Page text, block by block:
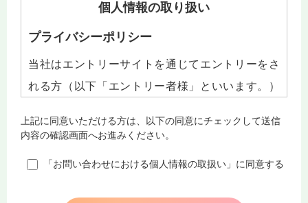
個人情報の取り扱い
プライバシーポリシー
当社はエントリーサイトを通じてエントリーをさ
れる方（以下「エントリー者様」といいます。）
とし、正当な理由なく利用目的以外に利用しない
個人情報への不当アクセスまたは個人情報の紛
失、破壊、改ざん、漏洩などの危険に対抗するた
上記に同意いただける方は、以下の同意にチェックして送信
内容の確認画面へお進みください。
「お問い合わせにおける個人情報の取扱い」に同意する